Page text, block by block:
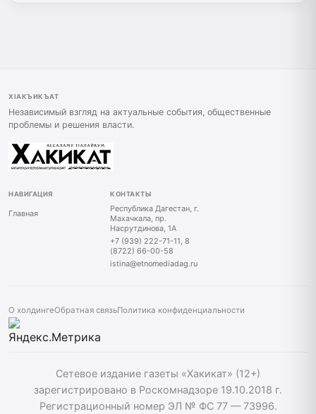
ХIАКЪИКЪАТ
Независимый взгляд на актуальные события, общественные
проблемы и решения власти.
НАВИГАЦИЯ
Главная
КОНТАКТЫ
Республика Дагестан, г.
Махачкала, пр.
Насрутдинова, 1А
+7 (939) 222-71-11, 8
(8722) 66-00-58
istina@etnomediadag.ru
О холдингеОбратная связьПолитика конфиденциальности
Сетевое издание газеты «Хакикат» (12+)
зарегистрировано в Роскомнадзоре 19.10.2018 г.
Регистрационный номер ЭЛ № ФС 77 — 73996.